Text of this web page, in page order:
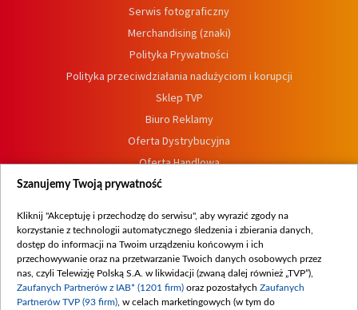
Serwis fotograficzny
Merchandising (znaki)
Polityka Prywatności
Polityka przeciwdziałania nadużyciom i korupcji
Sklep TVP
Biuro Reklamy
Oferta Dystrybucyjna
Oferta Handlowa
Dostępność
Procedura zgłoszeń wewnętrznych
Szanujemy Twoją prywatność
Kliknij "Akceptuję i przechodzę do serwisu", aby wyrazić zgody na
korzystanie z technologii automatycznego śledzenia i zbierania danych,
dostęp do informacji na Twoim urządzeniu końcowym i ich
przechowywanie oraz na przetwarzanie Twoich danych osobowych przez
nas, czyli Telewizję Polską S.A. w likwidacji (zwaną dalej również „TVP”),
Zaufanych Partnerów z IAB* (1201 firm) oraz pozostałych Zaufanych
Partnerów TVP (93 firm) , w celach marketingowych (w tym do